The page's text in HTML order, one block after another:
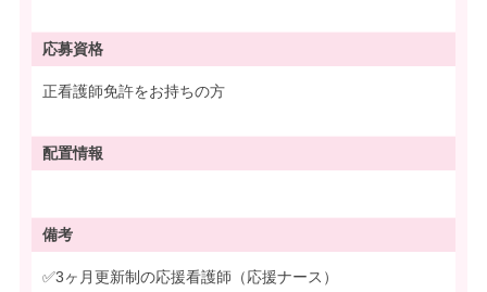
応募資格
正看護師免許をお持ちの方
配置情報
備考
✅3ヶ月更新制の応援看護師（応援ナース）